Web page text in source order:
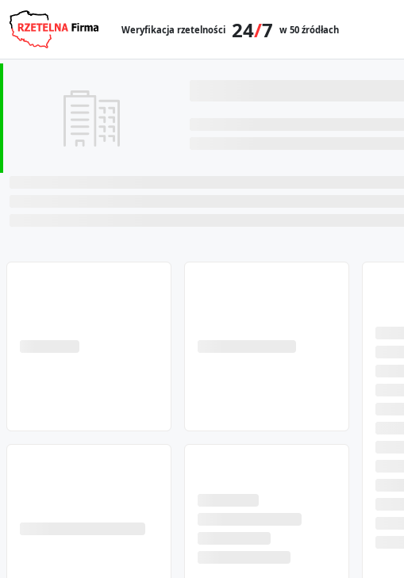
Weryfikacja rzetelności 24/7 w 50 źródłach